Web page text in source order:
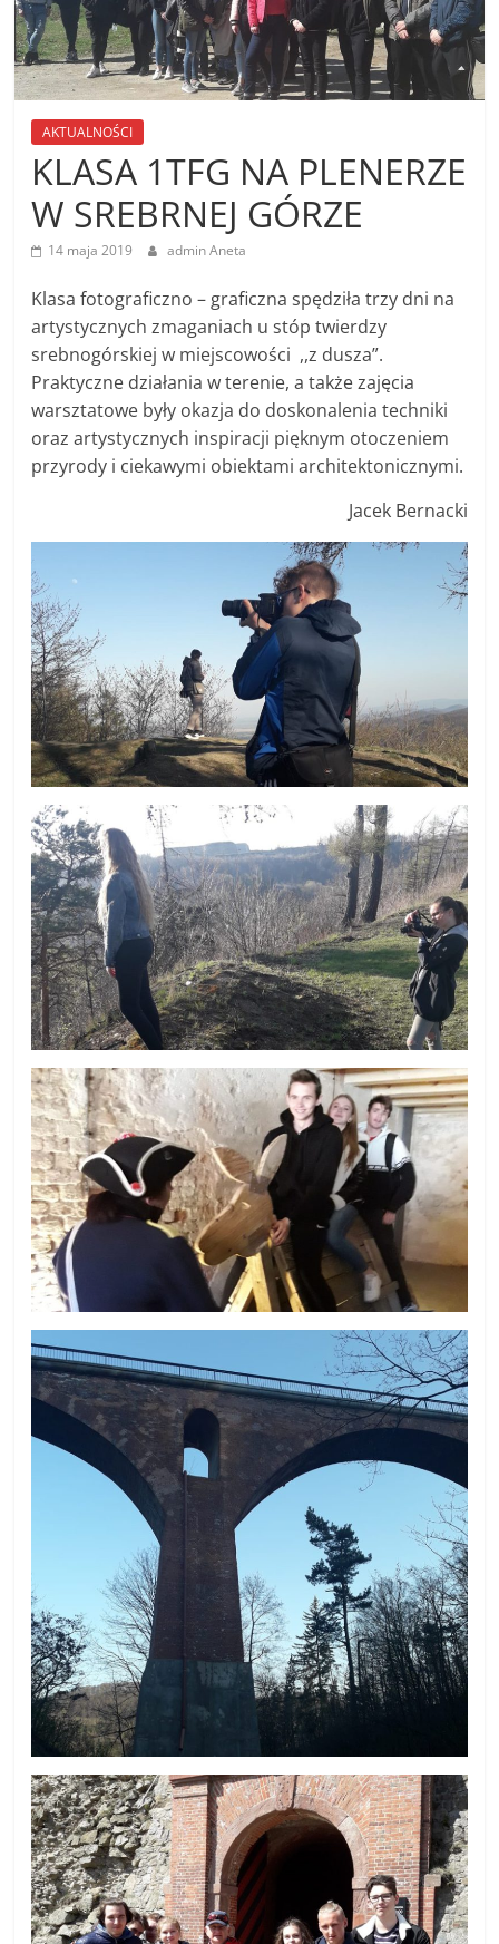
AKTUALNOŚCI
KLASA 1TFG NA PLENERZE
W SREBRNEJ GÓRZE
14 maja 2019 admin Aneta
Klasa fotograficzno – graficzna spędziła trzy dni na
artystycznych zmaganiach u stóp twierdzy
srebnogórskiej w miejscowości ,,z dusza”.
Praktyczne działania w terenie, a także zajęcia
warsztatowe były okazja do doskonalenia techniki
oraz artystycznych inspiracji pięknym otoczeniem
przyrody i ciekawymi obiektami architektonicznymi.
Jacek Bernacki